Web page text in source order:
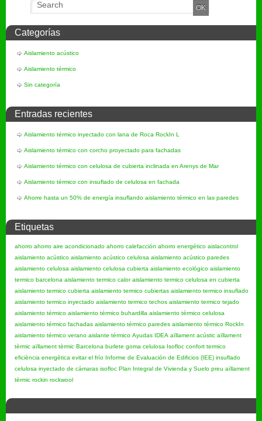
Categorías
Aislamiento acústico
Aislamiento térmico
Sin categoría
Entradas recientes
Aislamiento térmico inyectado con lana de Roca RockIn L
Aislamiento térmico con corcho proyectado para fachadas
Aislamiento térmico con celulosa de cubierta inclinada en Arenys de Mar
Aislamiento térmico con insuflado de celulosa en fachada
Ahorre hasta un 50% de energía insuflando aislamiento térmico en las paredes
Etiquetas
ahorro ahorro aire acondicionado ahorro calefacción ahorro energético aislacontrol
aislamiento acústico aislamiento acústico celulosa aislamiento acústico paredes
aislamiento celulosa aislamiento celulosa cubierta aislamiento ecológico aislamiento
termico barcelona aislamiento termico calor aislamiento termico celulosa en cubierta
aislamiento termico cubierta aislamiento termico cubiertas aislamiento termico insuflado
aislamiento termico inyectado aislamiento termico techos aislamiento termico tejado
aislamiento térmico aislamiento térmico buhardilla aislamiento térmico celulosa
aislamiento térmico fachadas aislamiento térmico paredes aislamiento térmico RockIn
aislamiento térmico verano aislante térmico Ayudas IDEA aïllament acústic aïllament
tèrmic aïllament tèrmic Barcelona burlete goma celulosa Isofloc confort termico
eficiència energètica evitar el frío Informe de Evaluación de Edificios (IEE) insuflado
celulosa inyectado de cámaras isofloc Plan Integral de Vivienda y Suelo preu aïllament
tèrmic rockin rockwool